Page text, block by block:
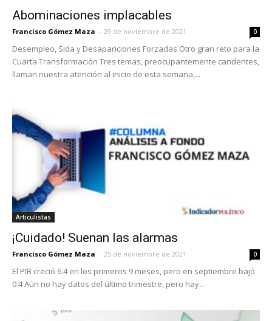
Abominaciones implacables
Francisco Gómez Maza - 29 de noviembre de 2021 0
Desempleo, Sida y Desapariciones Forzadas Otro gran reto para la
Cuarta Transformación Tres temas, preocupantemente candentes,
llaman nuestra atención al inicio de esta semana,...
Articulistas
¡Cuidado! Suenan las alarmas
Francisco Gómez Maza - 25 de noviembre de 2021 0
El PIB creció 6.4 en los primeros 9 meses, pero en septiembre bajó
0.4 Aún no hay datos del último trimestre, pero hay...